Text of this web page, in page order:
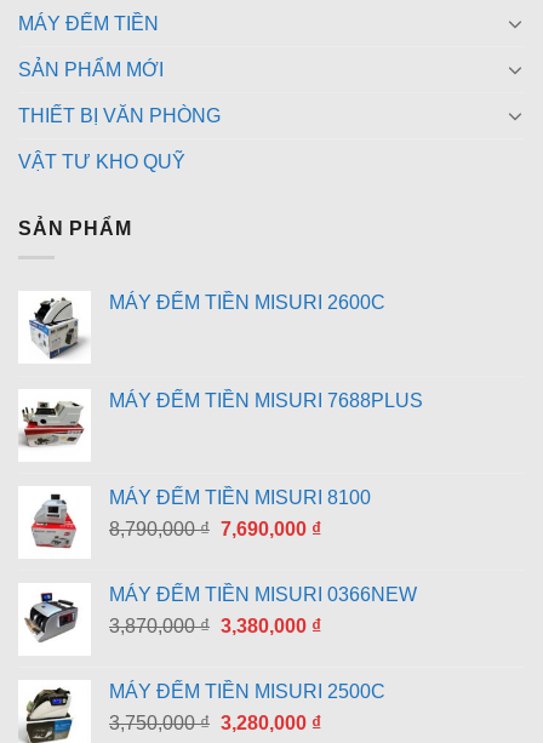
MÁY ĐẾM TIỀN
SẢN PHẨM MỚI
THIẾT BỊ VĂN PHÒNG
VẬT TƯ KHO QUỸ
SẢN PHẨM
MÁY ĐẾM TIỀN MISURI 2600C
MÁY ĐẾM TIỀN MISURI 7688PLUS
MÁY ĐẾM TIỀN MISURI 8100
8,790,000₫ Giá
là:
8,790,000 ₫.
7,690,000 ₫Giá
là:
7,690,000 ₫.
MÁY ĐẾM TIỀN MISURI 0366NEW
3,870,000₫ Giá
là:
3,870,000 ₫.
3,380,000 ₫Giá
là:
3,380,000 ₫.
MÁY ĐẾM TIỀN MISURI 2500C
3,750,000₫ Giá
3,280,000 ₫Giá